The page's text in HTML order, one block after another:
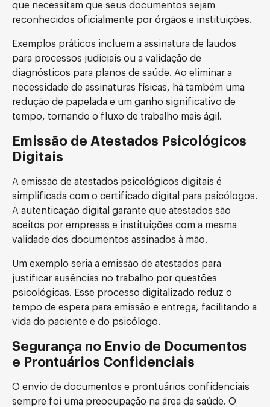
que necessitam que seus documentos sejam
reconhecidos oficialmente por órgãos e instituições.
Exemplos práticos incluem a assinatura de laudos
para processos judiciais ou a validação de
diagnósticos para planos de saúde. Ao eliminar a
necessidade de assinaturas físicas, há também uma
redução de papelada e um ganho significativo de
tempo, tornando o fluxo de trabalho mais ágil.
Emissão de Atestados Psicológicos
Digitais
A emissão de atestados psicológicos digitais é
simplificada com o certificado digital para psicólogos.
A autenticação digital garante que atestados são
aceitos por empresas e instituições com a mesma
validade dos documentos assinados à mão.
Um exemplo seria a emissão de atestados para
justificar ausências no trabalho por questões
psicológicas. Esse processo digitalizado reduz o
tempo de espera para emissão e entrega, facilitando a
vida do paciente e do psicólogo.
Segurança no Envio de Documentos
e Prontuários Confidenciais
O envio de documentos e prontuários confidenciais
sempre foi uma preocupação na área da saúde. O